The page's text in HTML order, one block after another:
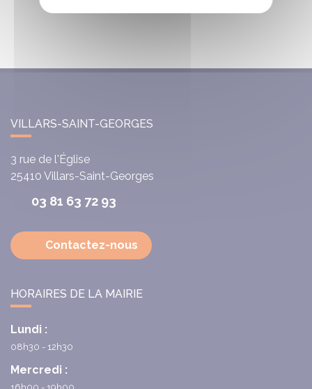
VILLARS-SAINT-GEORGES
3 rue de l'Église
25410 Villars-Saint-Georges
03 81 63 72 93
Contactez-nous
HORAIRES DE LA MAIRIE
Lundi :
08h30 - 12h30
Mercredi :